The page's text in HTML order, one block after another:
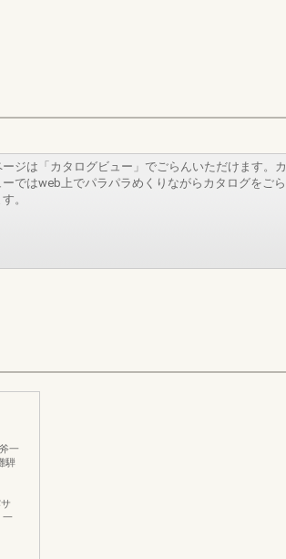
ジは「カタログビュー」でごらんいただけます。カ
ーではweb上でパラパラめくりながらカタログをごら
。
騨